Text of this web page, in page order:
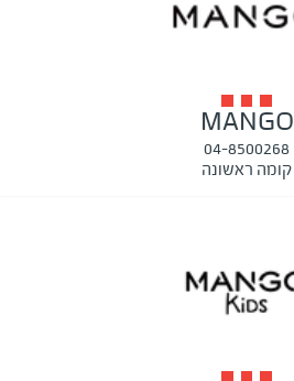
MANGO
04-8500268
קומה ראשונה